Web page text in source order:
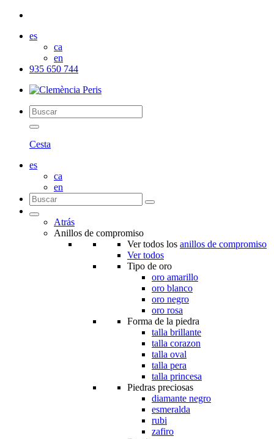
es
ca
en
935 650 744
Cesta
es
ca
en
Atrás
Anillos de compromiso
Ver todos los anillos de compromiso
Ver todos
Tipo de oro
oro amarillo
oro blanco
oro negro
oro rosa
Forma de la piedra
talla brillante
talla corazon
talla oval
talla pera
talla princesa
Piedras preciosas
diamante negro
esmeralda
rubi
zafiro